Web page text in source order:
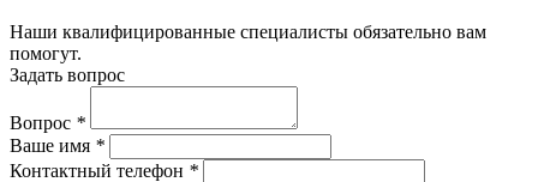
Наши квалифицированные специалисты обязательно вам
помогут.
Задать вопрос
Вопрос *
Ваше имя *
Контактный телефон *